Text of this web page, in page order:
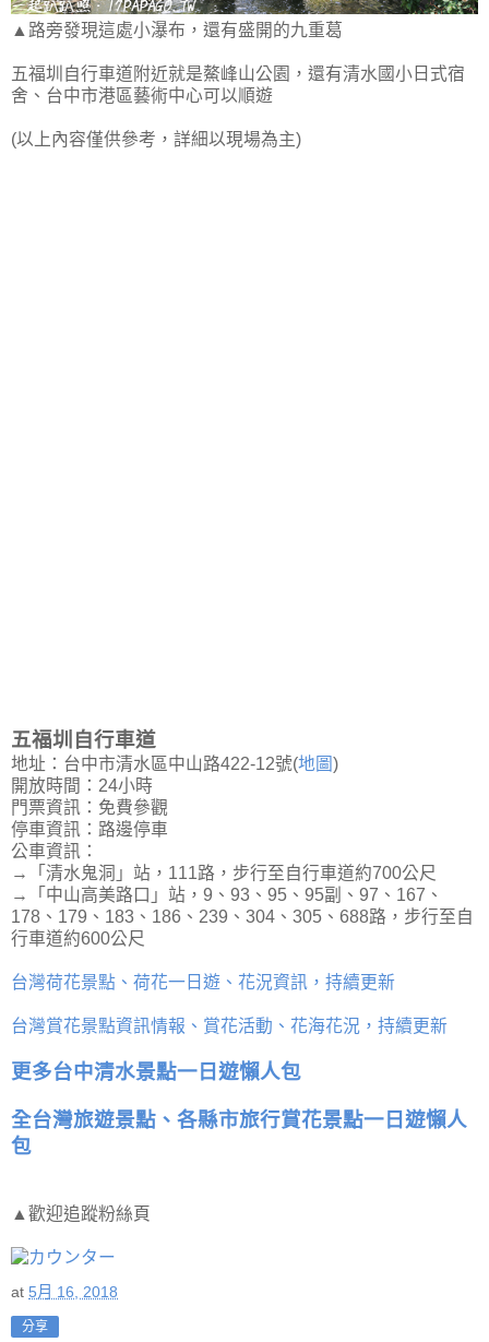
▲路旁發現這處小瀑布，還有盛開的九重葛
五福圳自行車道附近就是鰲峰山公園，還有清水國小日式宿
舍、台中市港區藝術中心可以順遊
(以上內容僅供參考，詳細以現場為主)
五福圳自行車道
地址：台中市清水區中山路422-12號(地圖)
開放時間：24小時
門票資訊：免費參觀
停車資訊：路邊停車
公車資訊：
→「清水鬼洞」站，111路，步行至自行車道約700公尺
→「中山高美路口」站，9、93、95、95副、97、167、
178、179、183、186、239、304、305、688路，步行至自
行車道約600公尺
台灣荷花景點、荷花一日遊、花況資訊，持續更新
台灣賞花景點資訊情報、賞花活動、花海花況，持續更新
更多台中清水景點一日遊懶人包
全台灣旅遊景點、各縣市旅行賞花景點一日遊懶人
包
▲歡迎追蹤粉絲頁
at 5月 16, 2018
分享